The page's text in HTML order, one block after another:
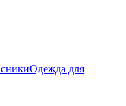
Одежда для